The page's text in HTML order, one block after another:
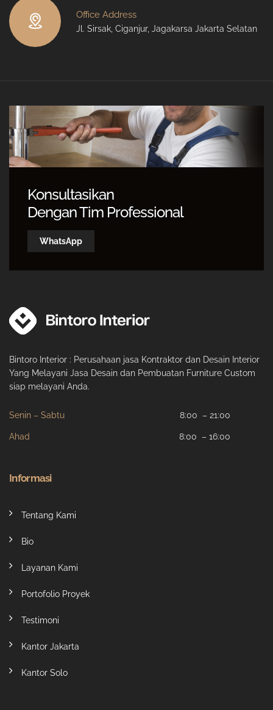
Office Address
Jl. Sirsak, Ciganjur, Jagakarsa Jakarta Selatan
Konsultasikan
Dengan Tim Professional
WhatsApp
Bintoro Interior : Perusahaan jasa Kontraktor dan Desain Interior
Yang Melayani Jasa Desain dan Pembuatan Furniture Custom
siap melayani Anda.
Senin – Sabtu 8:00 – 21:00
Ahad 8:00 – 16:00
Informasi
Tentang Kami
Bio
Layanan Kami
Portofolio Proyek
Testimoni
Kantor Jakarta
Kantor Solo